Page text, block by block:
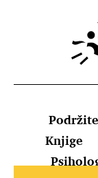
Knjige